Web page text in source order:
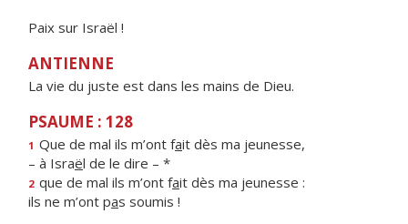
Paix sur Israël !
ANTIENNE
La vie du juste est dans les mains de Dieu.
PSAUME : 128
1 Que de mal ils m’ont fait dès ma jeunesse,
– à Israël de le dire – *
2 que de mal ils m’ont fait dès ma jeunesse :
ils ne m’ont pas soumis !